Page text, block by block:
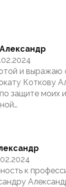
и выражаю
Коткову
защите моих
к